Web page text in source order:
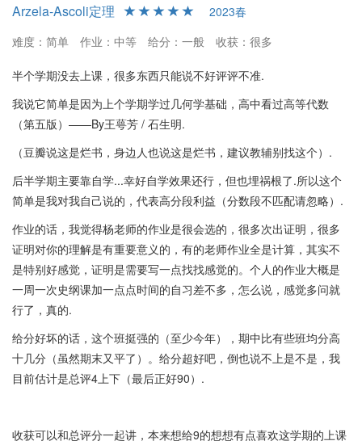
Arzela-Ascoli定理
2023春
难度：简单
作业：中等 给分：一般 收获：很多
半个学期没去上课，很多东西只能说不好评评不准.
我说它简单是因为上个学期学过几何学基础，高中看过高等代数
（第五版）——By王萼芳 / 石生明.
（豆瓣说这是烂书，身边人也说这是烂书，建议教辅别找这个）.
后半学期主要靠自学...幸好自学效果还行，但也埋祸根了.所以这个
简单是我对我自己说的，代表高分段利益（分数段不匹配请忽略）.
作业的话，我觉得杨老师的作业是很会选的，很多次出证明，很多
证明对你的理解是有重要意义的，有的老师作业全是计算，其实不
是特别好感觉，证明是需要写一点找找感觉的。个人的作业大概是
一周一次史纲课加一点点时间的自习差不多，怎么说，感觉多问就
行了，真的.
给分好坏的话，这个班挺强的（至少今年），期中比有些班均分高
十几分（虽然期末又平了）。给分超好吧，倒也说不上是不是，我
目前估计是总评4上下（最后正好90）.
收获可以和总评分一起讲，本来想给9的想想有点喜欢这学期的上课